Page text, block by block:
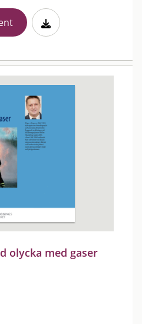
olycka med gaser